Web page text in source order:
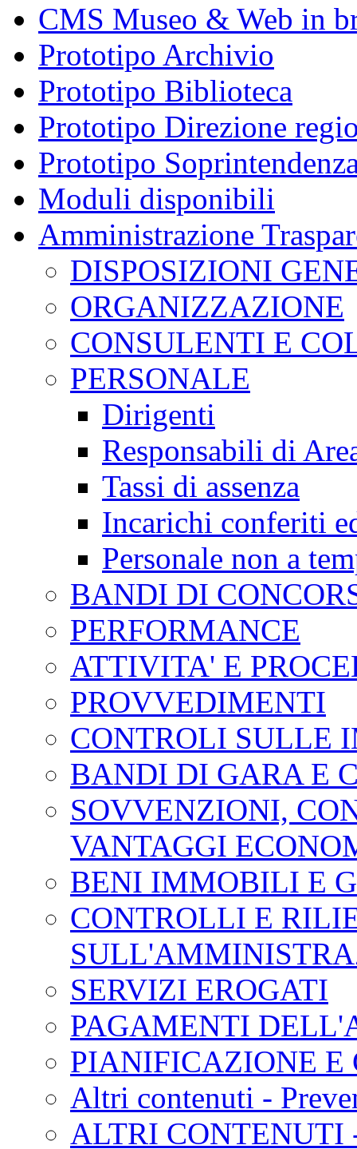
CMS Museo & Web in
Prototipo Archivio
Prototipo Biblioteca
Prototipo Direzione
Prototipo
Moduli disponibili
Amministrazione
DISPOSIZIONI
ORGANIZZAZIONE
CONSULENTI E
PERSONALE
Dirigenti
Responsabili di
Tassi di assenza
Incarichi conferiti
Personale non a
BANDI DI
PERFORMANCE
ATTIVITA' E
PROVVEDIMENTI
CONTROLI SULLE
BANDI DI GARA E
SOVVENZIONI,
VANTAGGI
BENI IMMOBILI E
CONTROLLI E
SERVIZI EROGATI
PAGAMENTI
PIANIFICAZIONE E
Altri contenuti -
ALTRI CONTENUTI